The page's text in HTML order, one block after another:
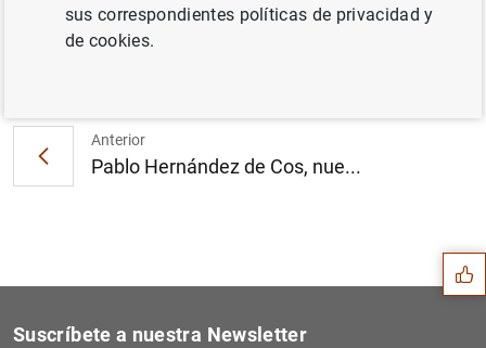
Anterior
Pablo Hernández de Cos, nue...
Sugerencias
Suscríbete a nuestra Newsletter
sus correspondientes políticas de privacidad y
de cookies.